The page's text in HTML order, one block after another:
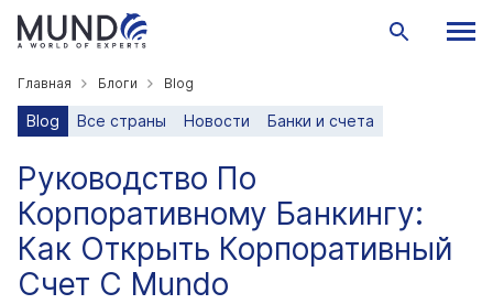
Главная Блоги Blog
Blog Все страны Новости Банки и счета
Руководство По
Корпоративному Банкингу:
Как Открыть Корпоративный
Счет С Mundo